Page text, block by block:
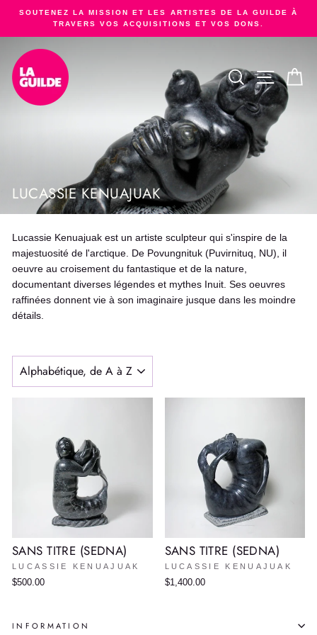
Passer
contenu
SOUTENEZ LA MISSION ET LES ARTISTES DE LA GUILDE À
TRAVERS VOS ACQUISITIONS ET VOS DONS.
RECHERCHER
LUCASSIE KENUAJUAK
Lucassie Kenuajuak est un artiste sculpteur qui s'inspire de la
majestuosité de l'arctique. De Povungnituk (Puvirnituq, NU), il
oeuvre au croisement du fantastique et de la nature,
documentant diverses légendes et mythes Inuit. Ses oeuvres
raffinées donnent vie à son imaginaire jusque dans les moindre
détails.
SANS TITRE (SEDNA)
LUCASSIE KENUAJUAK
$500.00
SANS TITRE (SEDNA)
LUCASSIE KENUAJUAK
$1,400.00
INFORMATION